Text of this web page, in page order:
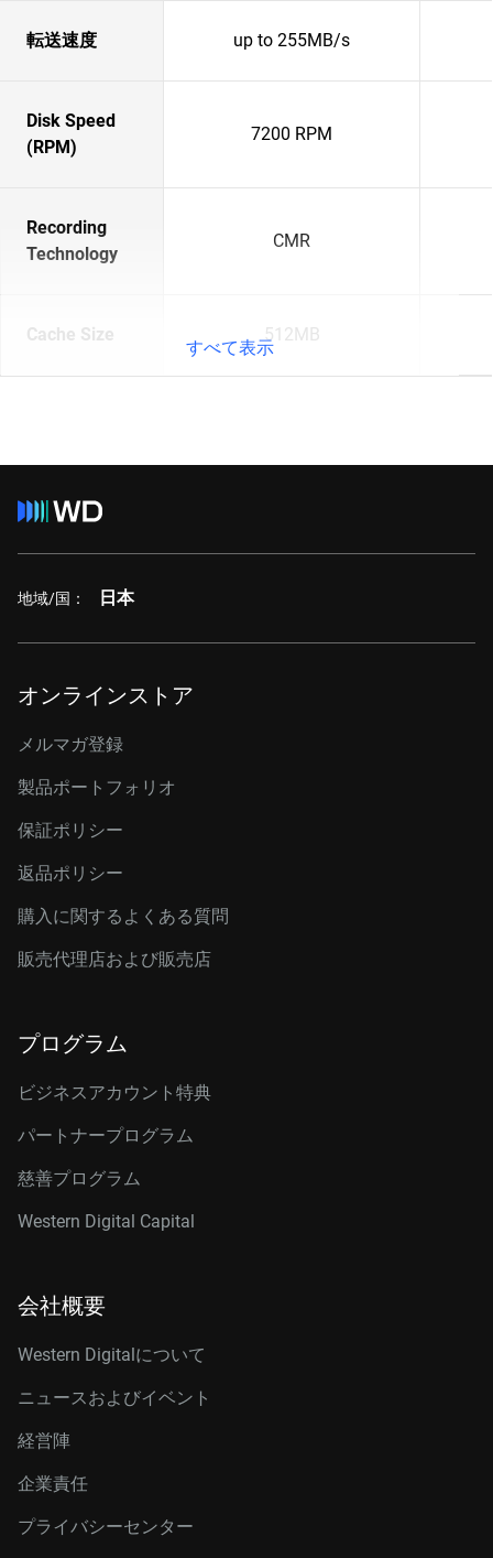
転送速度 up to 255MB/s
Disk Speed
(RPM)
7200 RPM
Recording
Technology
CMR
Cache Size 512MB
すべて表示
地域/国： 日本
オンラインストア
メルマガ登録
製品ポートフォリオ
保証ポリシー
返品ポリシー
購入に関するよくある質問
販売代理店および販売店
プログラム
ビジネスアカウント特典
パートナープログラム
慈善プログラム
Western Digital Capital
会社概要
Western Digitalについて
ニュースおよびイベント
経営陣
企業責任
プライバシーセンター